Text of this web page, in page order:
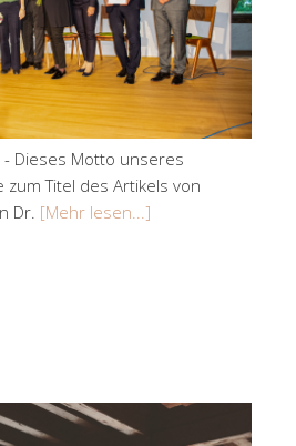
Dieses Motto unseres
Titel des Artikels von
Dr. [Mehr lesen...]